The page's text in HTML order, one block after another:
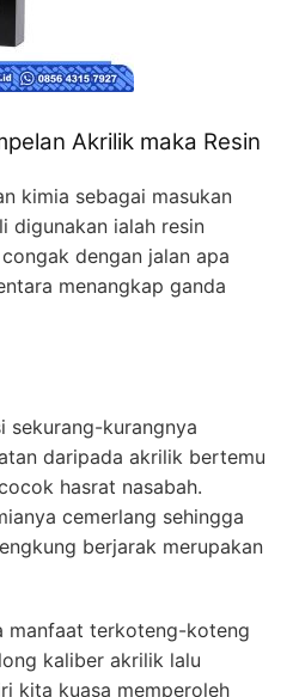
Akrilik maka Resin
kimia sebagai masukan
digunakan ialah resin
dengan jalan apa
menangkap ganda
sekurang-kurangnya
daripada akrilik bertemu
hasrat nasabah.
cemerlang sehingga
berjarak merupakan
manfaat terkoteng-koteng
kaliber akrilik lalu
kita kuasa memperoleh